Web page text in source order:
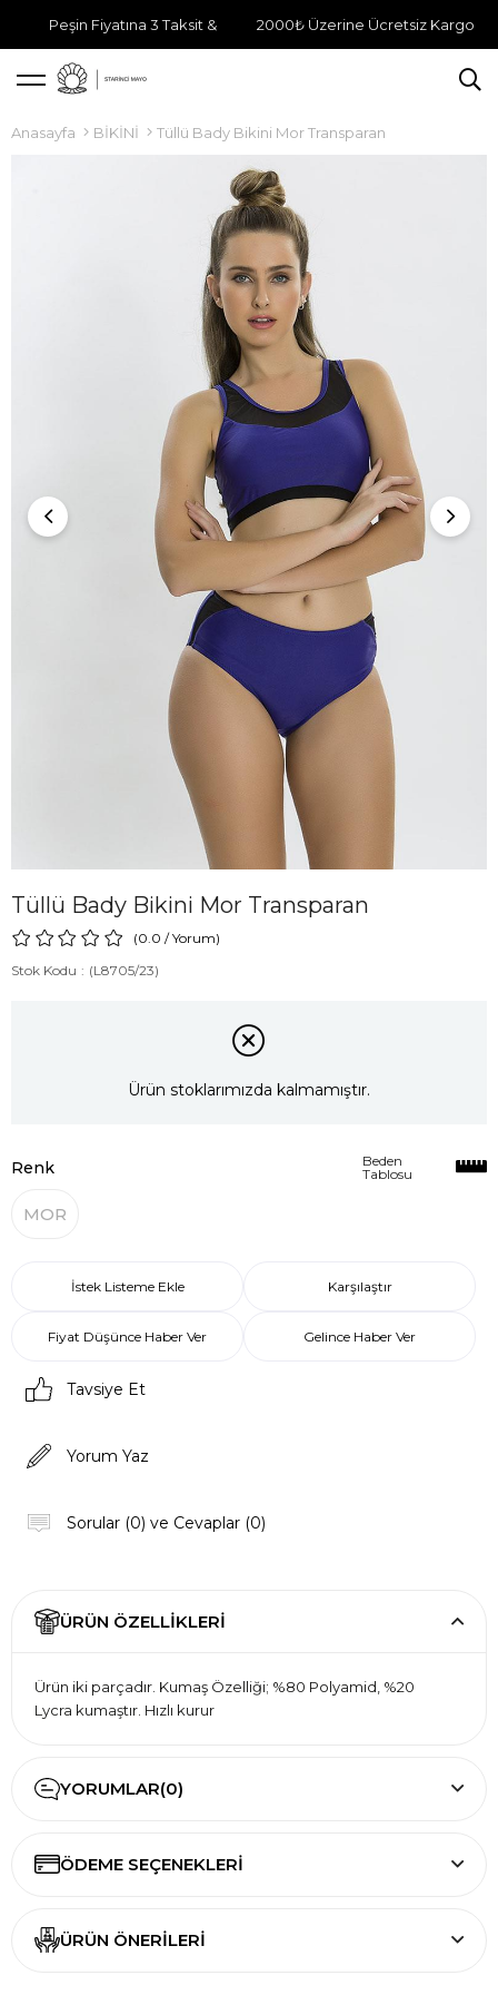
Peşin Fiyatına 3 Taksit & 2000₺ Üzerine Ücretsiz Kargo
Anasayfa BİKİNİ Tüllü Bady Bikini Mor Transparan
Tüllü Bady Bikini Mor Transparan
0.0 /Yorum)
Stok Kodu
(L8705/23)
Ürün stoklarımızda kalmamıştır.
Renk
MOR
Beden
Tablosu
İstek Listeme Ekle Karşılaştır
Fiyat Düşünce Haber Ver Gelince Haber Ver
Tavsiye Et
Yorum Yaz
Sorular (0) ve Cevaplar (0)
ÜRÜN ÖZELLIKLERI
Ürün iki parçadır. Kumaş Özelliği; %80 Polyamid, %20
Lycra kumaştır. Hızlı kurur
YORUMLAR(0)
ÖDEME SEÇENEKLERI
ÜRÜN ÖNERILERI